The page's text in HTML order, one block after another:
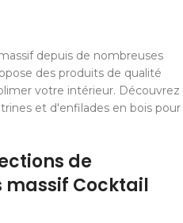
depuis de nombreuses
des produits de qualité
votre intérieur. Découvrez
et d'enfilades en bois pour
de
massif Cocktail